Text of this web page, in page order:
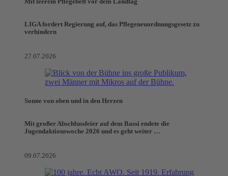
Mit leerem Pflegebett vor dem Landtag
LIGA fordert Regierung auf, das Pflegeneuordnungsgesetz zu
verhindern
27.07.2026
Sonne von oben und in den Herzen
Mit großer Abschlussfeier auf dem Bassi endete die
Jugendaktionswoche 2026 und es geht weiter …
09.07.2026